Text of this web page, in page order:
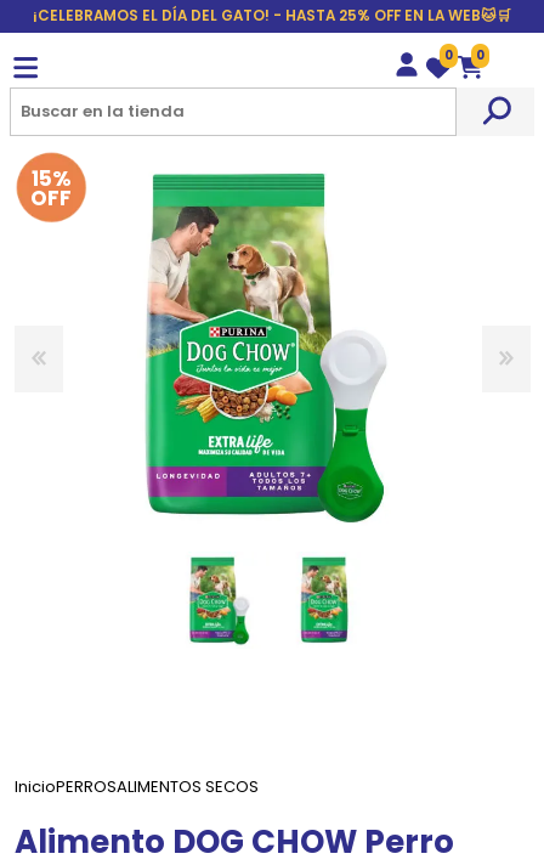
¡CELEBRAMOS EL DÍA DEL GATO! - HASTA 25% OFF EN LA WEB🐱🛒
Wishlist
0
Carrito
0
15%
OFF
InicioPERROSALIMENTOS SECOS
Alimento DOG CHOW Perro